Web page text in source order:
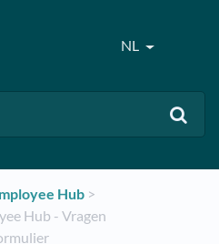
NL
Hub ​ > ​
Hub - Vragen